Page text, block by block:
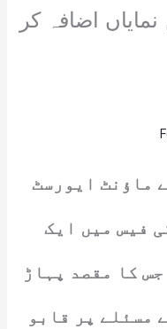
اضافہ کر
ماؤنٹ ایورسٹ
فیس میں ایک
کا مقصد پہاڑ
مسئلے پر قابو